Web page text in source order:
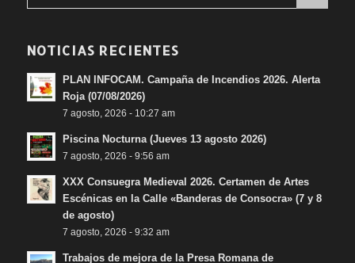
NOTICIAS RECIENTES
PLAN INFOCAM. Campaña de Incendios 2026. Alerta
Roja (07/08/2026)
7 agosto, 2026 - 10:27 am
Piscina Nocturna (Jueves 13 agosto 2026)
7 agosto, 2026 - 9:56 am
XXX Consuegra Medieval 2026. Certamen de Artes
Escénicas en la Calle «Banderas de Consocra» (7 y 8
de agosto)
7 agosto, 2026 - 9:32 am
Trabajos de mejora de la Presa Romana de